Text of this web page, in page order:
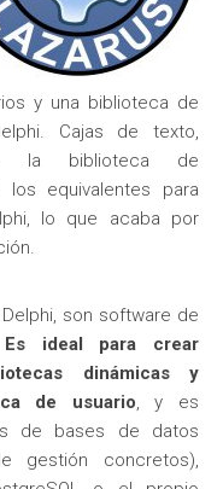
y una biblioteca de
Cajas de texto,
la biblioteca de
equivalentes para
lo que acaba por
son software de
Es ideal para crear
dinámicas y
de usuario, y es
de bases de datos
gestión concretos),